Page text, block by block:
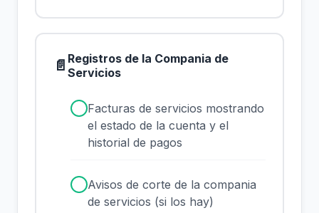
📄 Registros de la Compania de
Servicios
Facturas de servicios mostrando
el estado de la cuenta y el
historial de pagos
Avisos de corte de la compania
de servicios (si los hay)